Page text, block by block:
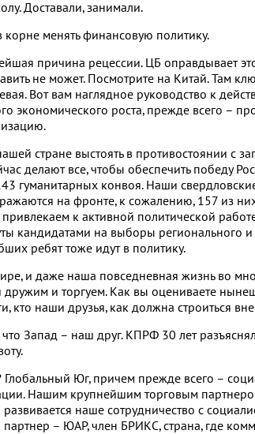
Доставали, занимали.
менять финансовую политику.
причина рецессии. ЦБ оправдывает
не может. Посмотрите на Китай. Там
Вот вам наглядное руководство к
экономического роста, прежде всего –
стране выстоять в противостоянии с
делают все, чтобы обеспечить победу
гуманитарных конвоя. Наши
на фронте, к сожалению, 157 из
к активной политической
кандидатами на выборы регионального и
ребят тоже идут в политику.
и даже наша повседневная жизнь во
и торгуем. Как вы оцениваете
кто наши друзья, как должна строиться
Запад – наш друг. КПРФ 30 лет
Юг, причем прежде всего –
Нашим крупнейшим торговым
наше сотрудничество с
– ЮАР, член БРИКС, страна, где